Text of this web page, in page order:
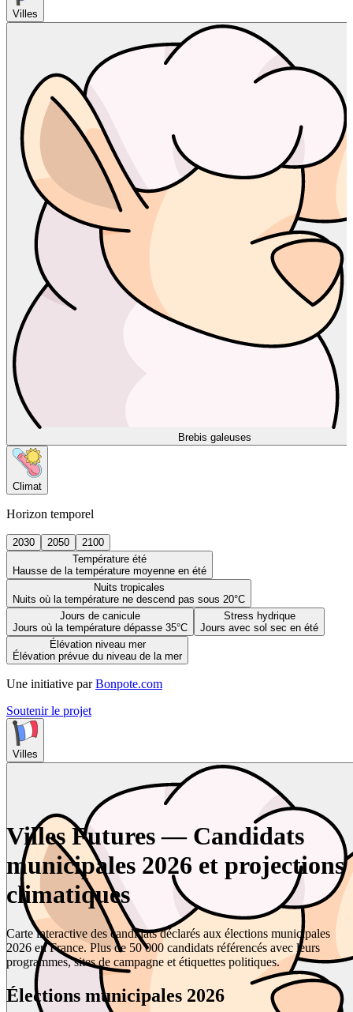
Villes
Brebis galeuses
Climat
Horizon temporel
2030 2050
2100
Température été
Hausse de la température moyenne en été
Nuits tropicales
Nuits où la température ne descend pas sous 20°C
Jours de canicule
Jours où la température dépasse 35°C
Stress hydrique
Jours avec sol sec en été
Élévation niveau mer
Élévation prévue du niveau de la mer
Une initiative par Bonpote.com
Soutenir le projet
Villes
Villes Futures — Candidats
municipales 2026 et projections
climatiques
Carte interactive des candidats déclarés aux élections municipales
2026 en France. Plus de 50 000 candidats référencés avec leurs
programmes, sites de campagne et étiquettes politiques.
Élections municipales 2026